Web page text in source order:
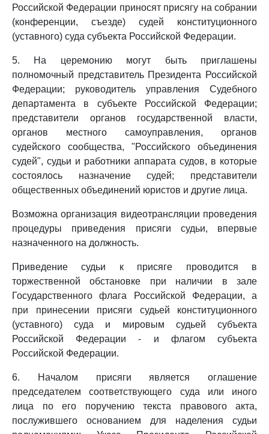
Российской Федерации приносят присягу на собрании
(конференции, съезде) судей конституционного
(уставного) суда субъекта Российской Федерации.
5. На церемонию могут быть приглашены
полномочный представитель Президента Российской
Федерации; руководитель управления Судебного
департамента в субъекте Российской Федерации;
представители органов государственной власти,
органов местного самоуправления, органов
судейского сообщества, "Российского объединения
судей", судьи и работники аппарата судов, в которые
состоялось назначение судей; представители
общественных объединений юристов и другие лица.
Возможна организация видеотрансляции проведения
процедуры приведения присяги судьи, впервые
назначенного на должность.
Приведение судьи к присяге проводится в
торжественной обстановке при наличии в зале
Государственного флага Российской Федерации, а
при принесении присяги судьей конституционного
(уставного) суда и мировым судьей субъекта
Российской Федерации - и флагом субъекта
Российской Федерации.
6. Началом присяги является оглашение
председателем соответствующего суда или иного
лица по его поручению текста правового акта,
послужившего основанием для наделения судьи